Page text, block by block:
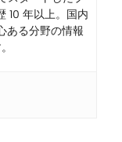
10 年以上。国内
ある分野の情報